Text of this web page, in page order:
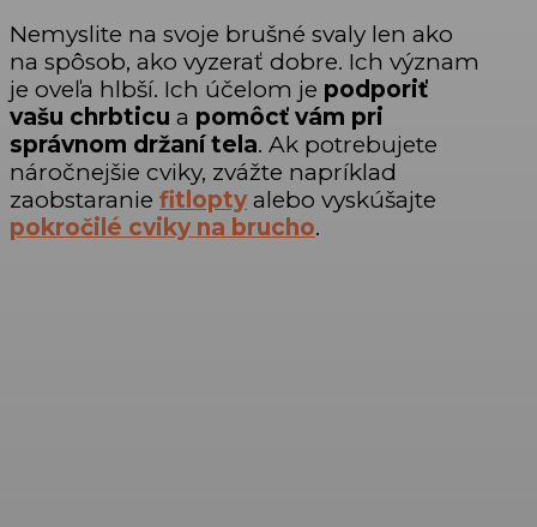
Nemyslite na svoje brušné svaly len ako
na spôsob, ako vyzerať dobre. Ich význam
je oveľa hlbší. Ich účelom je podporiť
vašu chrbticu a pomôcť vám pri
správnom držaní tela. Ak potrebujete
náročnejšie cviky, zvážte napríklad
zaobstaranie fitloptyalebo vyskúšajte
pokročilé cviky na brucho.